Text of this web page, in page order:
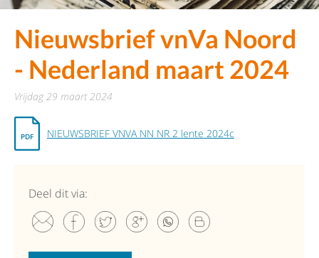
Nieuwsbrief vnVa Noord
- Nederland maart 2024
vrijdag 29 maart 2024
NIEUWSBRIEF VNVA NN NR 2 lente 2024c
Deel dit via: